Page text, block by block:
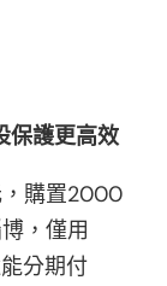
護更高效
購置2000
，僅用
分期付